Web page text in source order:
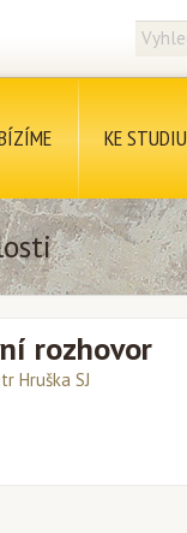
KE STUDIU
rozhovor
Hruška SJ